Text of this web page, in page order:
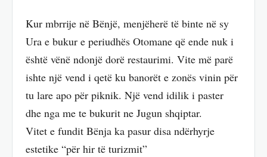
Kur mbrrije në Bënjë, menjëherë të binte në sy
Ura e bukur e periudhës Otomane që ende nuk i
është vënë ndonjë dorë restaurimi. Vite më parë
ishte një vend i qetë ku banorët e zonës vinin për
tu lare apo për piknik. Një vend idilik i paster
dhe nga me te bukurit ne Jugun shqiptar.
Vitet e fundit Bënja ka pasur disa ndërhyrje
estetike “për hir të turizmit”